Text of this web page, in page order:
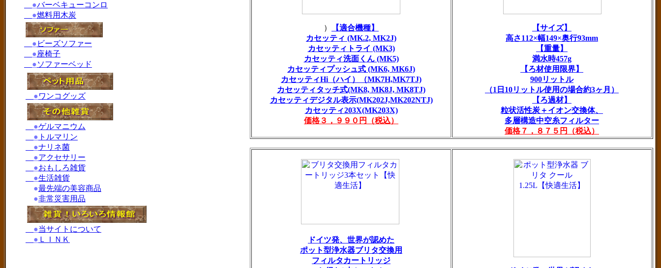
）
【適合機種】
カセッティ (MK.2, MK2J)
カセッティトライ (MK3)
カセッティ洗面くん (MK5)
カセッティプッシュ式 (MK6, MK6J)
カセッティHi（ハイ）（MK7H,MK7TJ)
カセッティタッチ式(MK8, MK8J, MK8TJ)
カセッティデジタル表示(MK202J,MK202NTJ)
カセッティ203X(MK203X)
価格３，９９０円（税込）
【サイズ】
高さ112×幅149×奥行93mm
【重量】
満水時457g
【ろ材使用限界】
900リットル
（1日10リットル使用の場合約3ヶ月）
【ろ過材】
粒状活性炭＋イオン交換体、
多層構造中空糸フィルター
価格７，８７５円（税込）
ドイツ発、世界が認めた
ポット型浄水器ブリタ交換用
フィルタカートリッジ
●バーベキューコンロ
●燃料用木炭
● ビーズソファー
●座椅子
●ソファーベッド
●ワンコグッズ
●ゲルマニウム
● トルマリン
●ナリネ菌
●アクセサリー
●おもしろ雑貨
●生活雑貨
●最先端の美容商品
●非常災害用品
●当サイトについて
● ＬＩＮＫ